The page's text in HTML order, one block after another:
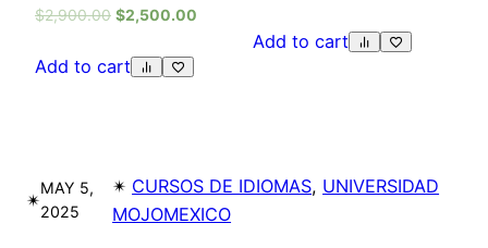
$2,900.00 $2,500.00
Add to cart
Add to cart
✴︎
MAY 5,
2025
✴︎ CURSOS DE IDIOMAS, UNIVERSIDAD
MOJOMEXICO